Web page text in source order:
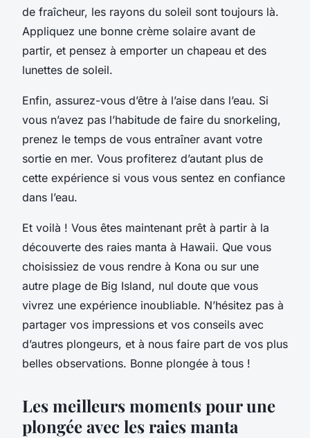
de fraîcheur, les rayons du soleil sont toujours là.
Appliquez une bonne crème solaire avant de
partir, et pensez à emporter un chapeau et des
lunettes de soleil.
Enfin, assurez-vous d’être à l’aise dans l’eau. Si
vous n’avez pas l’habitude de faire du snorkeling,
prenez le temps de vous entraîner avant votre
sortie en mer. Vous profiterez d’autant plus de
cette expérience si vous vous sentez en confiance
dans l’eau.
Et voilà ! Vous êtes maintenant prêt à partir à la
découverte des raies manta à Hawaii. Que vous
choisissiez de vous rendre à Kona ou sur une
autre plage de Big Island, nul doute que vous
vivrez une expérience inoubliable. N’hésitez pas à
partager vos impressions et vos conseils avec
d’autres plongeurs, et à nous faire part de vos plus
belles observations. Bonne plongée à tous !
Les meilleurs moments pour une
plongée avec les raies manta